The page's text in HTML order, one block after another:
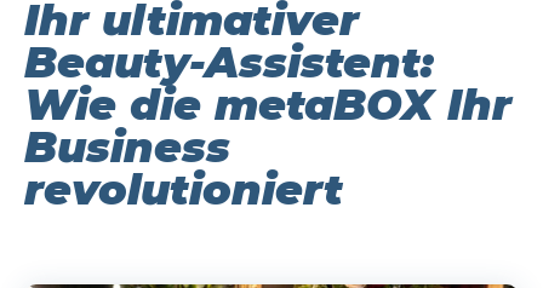
Ihr ultimativer
Beauty-Assistent:
Wie die metaBOX Ihr
Business
revolutioniert